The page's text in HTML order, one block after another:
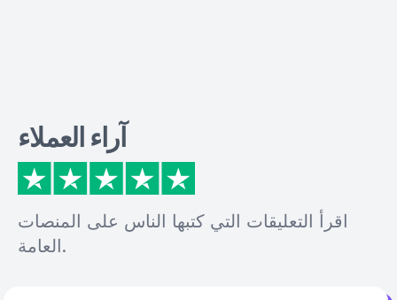
آراء العملاء
اقرأ التعليقات التي كتبها الناس على المنصات
العامة.